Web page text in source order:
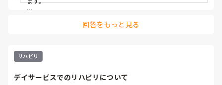
ーズにいきました。
①申し送り内容は簡潔に短く
③情報共有する際に、利用者さんの気持ちを代弁する（利用者
回答をもっと見る
リハビリ
デイサービスでのリハビリについて